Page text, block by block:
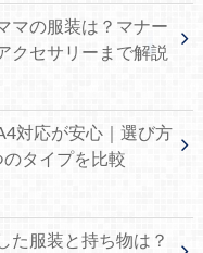
マの服装は？マナー
クセサリーまで解説
対応が安心｜選び方
タイプを比較
た服装と持ち物は？